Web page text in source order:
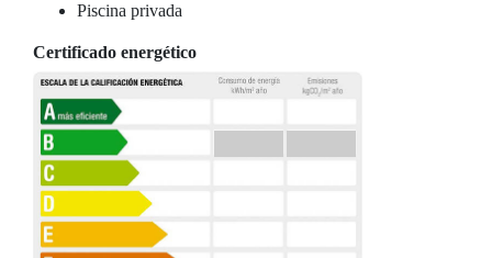
Piscina privada
Certificado energético